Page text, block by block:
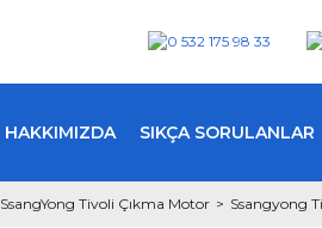
HAKKIMIZDA SIKÇA SORULANLAR
SsangYong Tivoli Çıkma Motor Ssangyong